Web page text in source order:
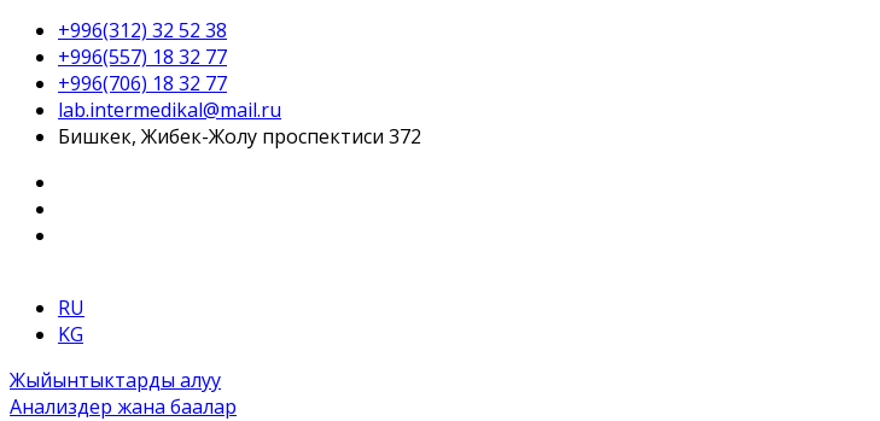
+996(312) 32 52 38
+996(557) 18 32 77
+996(706) 18 32 77
lab.intermedikal@mail.ru
Бишкек, Жибек-Жолу проспектиси 372
RU
KG
Жыйынтыктарды алуу
Анализдер жана баалар